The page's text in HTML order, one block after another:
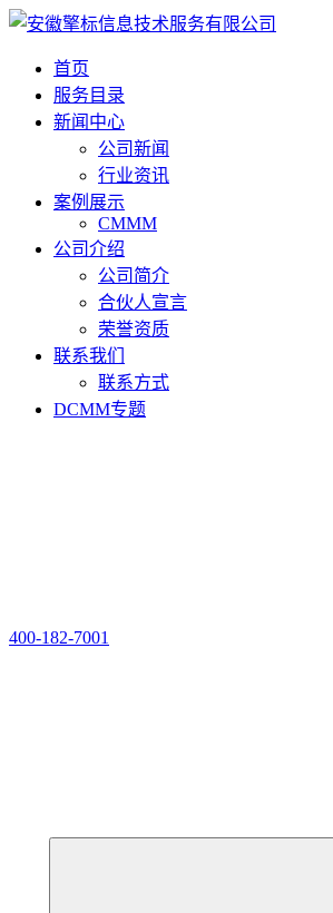
首页
服务目录
新闻中心
公司新闻
行业资讯
案例展示
CMMM
公司介绍
公司简介
合伙人宣言
荣誉资质
联系我们
联系方式
DCMM专题
400-182-7001